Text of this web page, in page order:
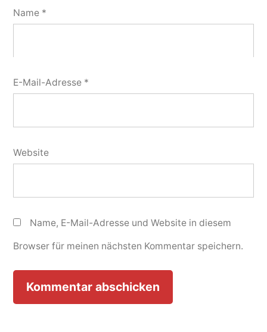
Name *
E-Mail-Adresse *
Website
Name, E-Mail-Adresse und Website in diesem
Browser für meinen nächsten Kommentar speichern.